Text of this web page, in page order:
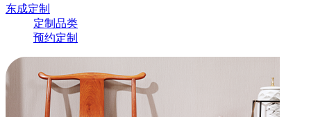
东成定制
定制品类
预约定制